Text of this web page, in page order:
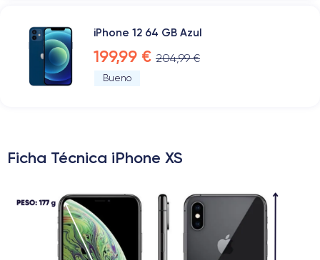
iPhone 12 64 GB Azul
199,99 € 204,99 €
Bueno
Ficha Técnica iPhone XS